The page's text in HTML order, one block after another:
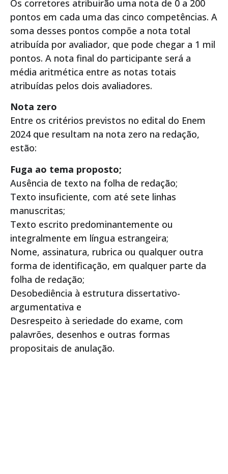
Os corretores atribuirão uma nota de 0 a 200
pontos em cada uma das cinco competências. A
soma desses pontos compõe a nota total
atribuída por avaliador, que pode chegar a 1 mil
pontos. A nota final do participante será a
média aritmética entre as notas totais
atribuídas pelos dois avaliadores.
Nota zero
Entre os critérios previstos no edital do Enem
2024 que resultam na nota zero na redação,
estão:
Fuga ao tema proposto;
Ausência de texto na folha de redação;
Texto insuficiente, com até sete linhas
manuscritas;
Texto escrito predominantemente ou
integralmente em língua estrangeira;
Nome, assinatura, rubrica ou qualquer outra
forma de identificação, em qualquer parte da
folha de redação;
Desobediência à estrutura dissertativo-
argumentativa e
Desrespeito à seriedade do exame, com
palavrões, desenhos e outras formas
propositais de anulação.